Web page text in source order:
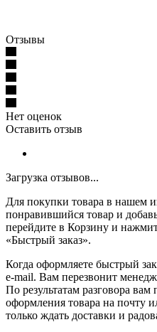
Отзывы
Нет оценок
Оставить отзыв
Загрузка отзывов...
Для покупки товара в нашем
понравившийся товар и
перейдите в Корзину и
«Быстрый заказ».
Когда оформляете быстрый
e-mail. Вам перезвонит
По результатам разговора
оформления товара на почту
только ждать доставки и